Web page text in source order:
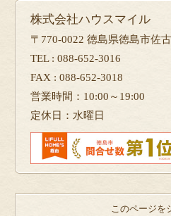
株式会社ハウスマイル
〒770-0022 徳島県徳島市佐
TEL : 088-652-3016
FAX : 088-652-3018
営業時間：10:00～19:00
定休日：水曜日
このページを